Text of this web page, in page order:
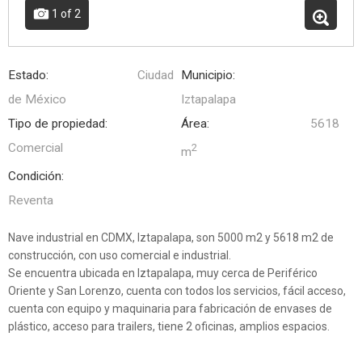
1 of 2
Estado:
Ciudad
de México
Municipio:
Iztapalapa
Tipo de propiedad:
Comercial
Área:
5618
m2
Condición:
Reventa
Nave industrial en CDMX, Iztapalapa, son 5000 m2 y 5618 m2 de
construcción, con uso comercial e industrial.
Se encuentra ubicada en Iztapalapa, muy cerca de Periférico
Oriente y San Lorenzo, cuenta con todos los servicios, fácil acceso,
cuenta con equipo y maquinaria para fabricación de envases de
plástico, acceso para trailers, tiene 2 oficinas, amplios espacios.